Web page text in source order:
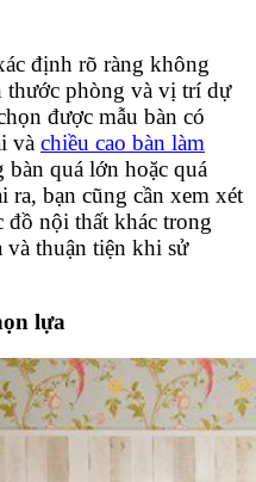
định rõ ràng không
thước phòng và vị trí dự
được mẫu bàn có
và chiều cao bàn làm
quá lớn hoặc quá
bạn cũng cần xem xét
đồ nội thất khác trong
và thuận tiện khi sử
lựa